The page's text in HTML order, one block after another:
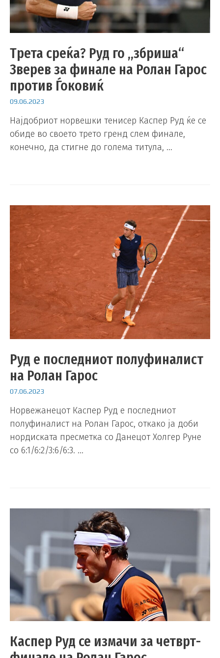
Трета среќа? Руд го „збриша“
Зверев за финале на Ролан Гарос
против Ѓоковиќ
09.06.2023
Најдобриот норвешки тенисер Каспер Руд ќе се
обиде во своето трето гренд слем финале,
конечно, да стигне до голема титула, …
Руд е последниот полуфиналист
на Ролан Гарос
07.06.2023
Норвежанецот Каспер Руд е последниот
полуфиналист на Ролан Гарос, откако ја доби
нордиската пресметка со Данецот Холгер Руне
со 6:1/6:2/3:6/6:3. …
Каспер Руд се измачи за четврт-